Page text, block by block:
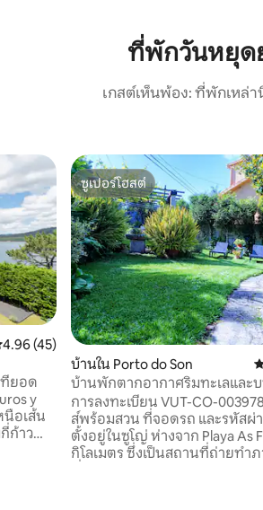
ที่พักวันหยุด
เกสต์เห็นพ้อง: ที่พักเหล่
แนนเฉลี่ย 4.96 จาก 5, 45 รีวิว
4.96 (45)
ที่ยอด
y
นือเส้น
ก้าว
ซูเปอร์โฮสต์
ซูเปอร์โฮสต์
บ้านใน Porto do Son
บ้านพักตากอากาศริมทะเลและ
(เดินป่า ผิวเซิร์ฟ)
การลงทะเบียน VUT-CO-
ส์พร้อมสวน ที่จอดรถ และรหัสผ่
ตั้งอยู่ในซูโญ่ ห่างจาก Playa As
กิโลเมตร ซึ่งเป็นสถานที่ถ่ายทำ